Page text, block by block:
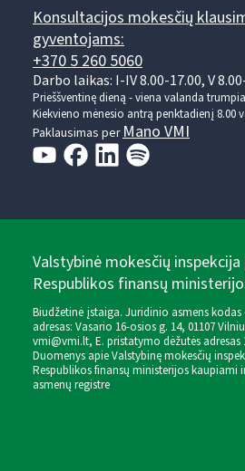
Konsultacijos mokesčių
gyventojams:
+370 5 260 5060
Darbo laikas: I-IV 8.00-17.00, V
Prieššventinę dieną - viena valanda
Kiekvieno mėnesio antrą penktadienį 8.00
Paklausimas perMano VMI
Valstybinė mokesčių
Respublikos finansų
Biudžetinė įstaiga. Juridinio asmens kodas
adresas: Vasario 16-osios g. 14, 01107
vmi@vmi.lt, E. pristatymo dėžutės adresas
Duomenys apie Valstybinę mokesčių
Respublikos finansų ministerijos kaupiami
asmenų registre